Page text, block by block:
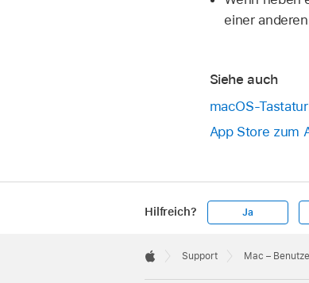
einer
Siehe auch
macOS-
App Store zum
Hilfreich? Ja
Footer

Support Mac –